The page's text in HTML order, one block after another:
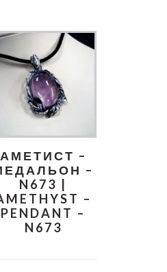
АМЕТИСТ –
–
N673 |
–
PENDANT –
N673